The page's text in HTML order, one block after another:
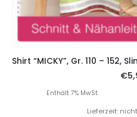
€
Enthält 7% MwSt.
Lieferzeit: